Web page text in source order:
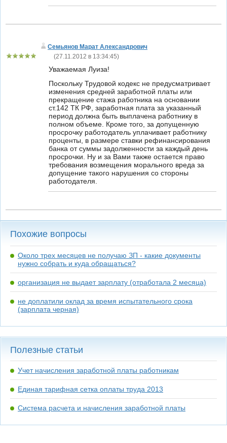
Семьянов Марат Александрович
(27.11.2012 в 13:34:45)
Уважаемая Луиза!
Поскольку Трудовой кодекс не предусматривает
изменения средней заработной платы или
прекращение стажа работника на основании
ст.142 ТК РФ, заработная плата за указанный
период должна быть выплачена работнику в
полном объеме. Кроме того, за допущенную
просрочку работодатель уплачивает работнику
проценты, в размере ставки рефинансирования
банка от суммы задолженности за каждый день
просрочки. Ну и за Вами также остается право
требования возмещения морального вреда за
допущение такого нарушения со стороны
работодателя.
Похожие вопросы
Около трех месяцев не получаю ЗП - какие документы
нужно собрать и куда обращаться?
организация не выдает зарплату (отработала 2 месяца)
не доплатили оклад за время испытательного срока
(зарплата черная)
Полезные статьи
Учет начисления заработной платы работникам
Единая тарифная сетка оплаты труда 2013
Система расчета и начисления заработной платы